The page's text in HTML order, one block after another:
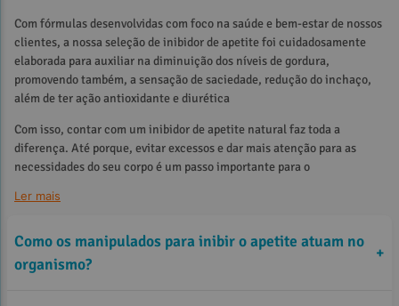
Com fórmulas desenvolvidas com foco na saúde e bem-estar de nossos
clientes, a nossa seleção de inibidor de apetite foi cuidadosamente
elaborada para auxiliar na diminuição dos níveis de gordura,
promovendo também, a sensação de saciedade, redução do inchaço,
além de ter ação antioxidante e diurética
Com isso, contar com um inibidor de apetite natural faz toda a
diferença. Até porque, evitar excessos e dar mais atenção para as
necessidades do seu corpo é um passo importante para o
os melhores produtos Biostévi e começe a emagrecer e cuidar ainda
mais da sua saúde. Priorize você em primeiro lugar!
Ler mais
Como os manipulados para inibir o apetite atuam no
organismo?
+